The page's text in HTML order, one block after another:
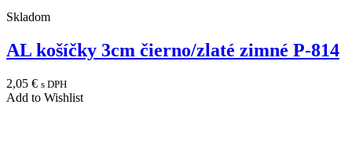
Skladom
AL košíčky 3cm čierno/zlaté zimné P-814
2,05 € s DPH
Add to Wishlist